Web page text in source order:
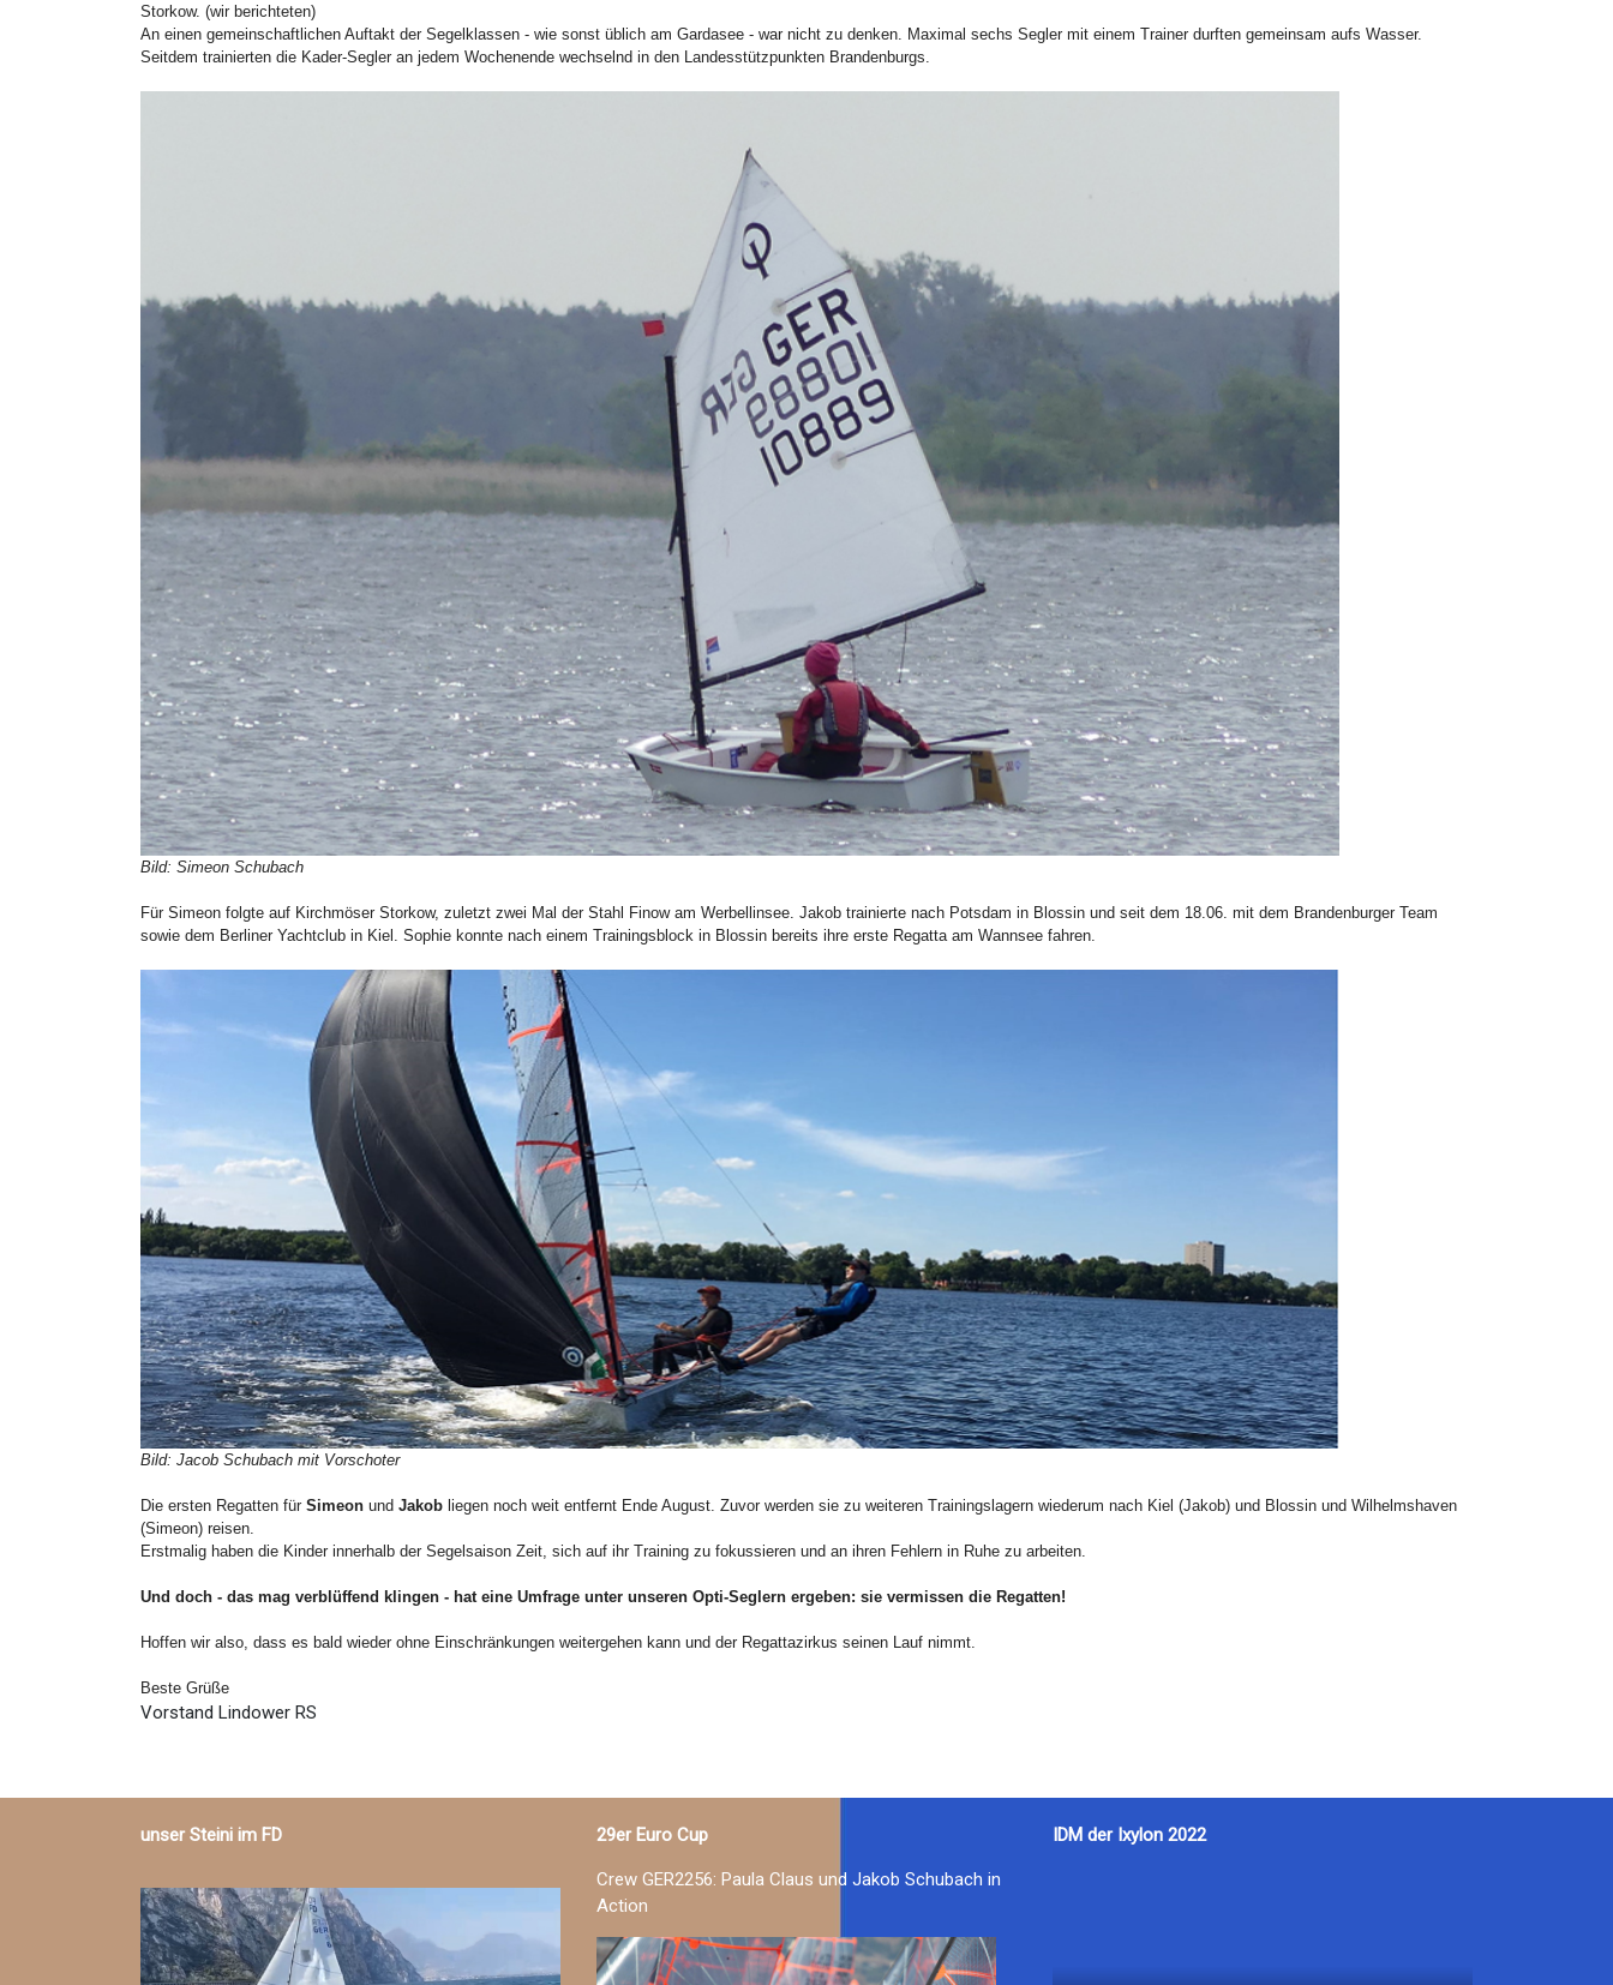
Storkow. (wir berichteten)
An einen gemeinschaftlichen Auftakt der Segelklassen - wie sonst üblich am Gardasee - war nicht zu denken. Maximal sechs Segler mit einem Trainer durften gemeinsam aufs Wasser.
Seitdem trainierten die Kader-Segler an jedem Wochenende wechselnd in den Landesstützpunkten Brandenburgs.
Bild: Simeon Schubach
Für Simeon folgte auf Kirchmöser Storkow, zuletzt zwei Mal der Stahl Finow am Werbellinsee. Jakob trainierte nach Potsdam in Blossin und seit dem 18.06. mit dem Brandenburger Team
sowie dem Berliner Yachtclub in Kiel. Sophie konnte nach einem Trainingsblock in Blossin bereits ihre erste Regatta am Wannsee fahren.
Bild: Jacob Schubach mit Vorschoter
Die ersten Regatten für Simeon und Jakob liegen noch weit entfernt Ende August. Zuvor werden sie zu weiteren Trainingslagern wiederum nach Kiel (Jakob) und Blossin und Wilhelmshaven
(Simeon) reisen.
Erstmalig haben die Kinder innerhalb der Segelsaison Zeit, sich auf ihr Training zu fokussieren und an ihren Fehlern in Ruhe zu arbeiten.
Und doch - das mag verblüffend klingen - hat eine Umfrage unter unseren Opti-Seglern ergeben: sie vermissen die Regatten!
Hoffen wir also, dass es bald wieder ohne Einschränkungen weitergehen kann und der Regattazirkus seinen Lauf nimmt.
Beste Grüße
Vorstand Lindower RS
unser Steini im FD 29er Euro Cup
Crew GER2256: Paula Claus und Jakob Schubach in
Action
IDM der Ixylon 2022